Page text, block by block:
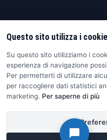
Questo sito utilizza i cookie
Su questo sito utilizziamo i
esperienza di navigazione
Per permetterti di utilizzare
per raccogliere dati statistici
marketing. Per saperne di più